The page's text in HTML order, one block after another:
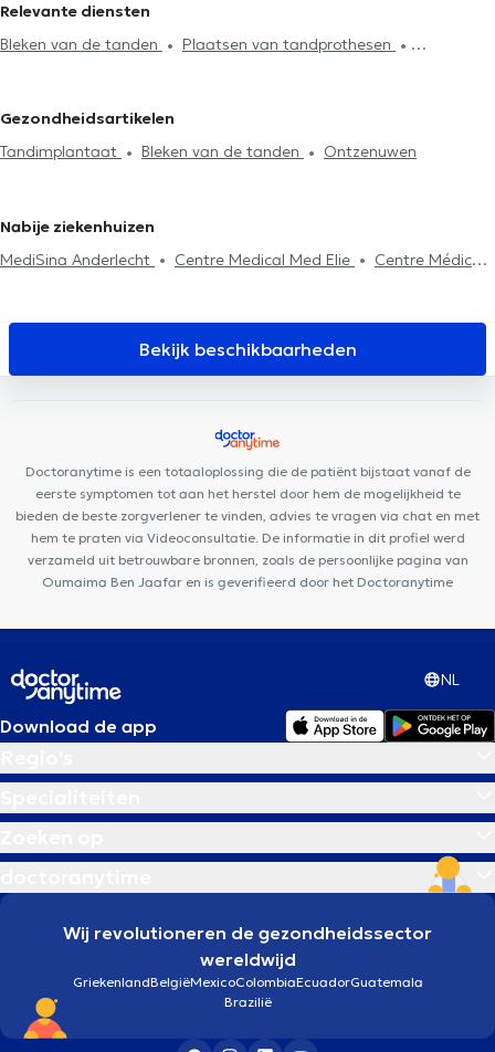
Tandartsen in Schaerbeek
Tandartsen in Woluwe-Saint-Lambert
Tandartsen in Galmaarden
Etterbeek
Tandartsen in Sint-Joost-ten-Node
Tandartsen in
Relevante diensten
Bleken van de tanden
Plaatsen van tandprothesen
Plaatsing kronen
Vervanging vulling
Tandimplantaat
Tand noodgeval
Mond check-up
Gezondheidsartikelen
Tandimplantaat
Bleken van de tanden Ontzenuwen
Nabije ziekenhuizen
MediSina Anderlecht
Centre Medical Med Elie
Centre Médical
Centre de santé de la Vaillance
Centre Médical
phenix
Dental Family Anderlecht
Cabinet Médical Espérance
KS Medical Center & Dentisterie Anderlecht
Centre pluridisciplinaire médecine
générale, fonctionnelle et autisme
WKL Sourire
Tandartspraktijk Zuid
Duden Medical Center
Bekijk beschikbaarheden
Doctoranytime is een totaaloplossing die de patiënt bijstaat vanaf de
eerste symptomen tot aan het herstel door hem de mogelijkheid te
bieden de beste zorgverlener te vinden, advies te vragen via chat en met
hem te praten via Videoconsultatie. De informatie in dit profiel werd
verzameld uit betrouwbare bronnen, zoals de persoonlijke pagina van
Oumaima Ben Jaafar en is geverifieerd door het Doctoranytime
NL
Download de app
Wij revolutioneren de gezondheidssector
wereldwijd
GriekenlandBelgiëMexicoColombiaEcuadorGuatemala
Brazilië